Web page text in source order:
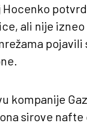
ali nije
kompanije
sirove